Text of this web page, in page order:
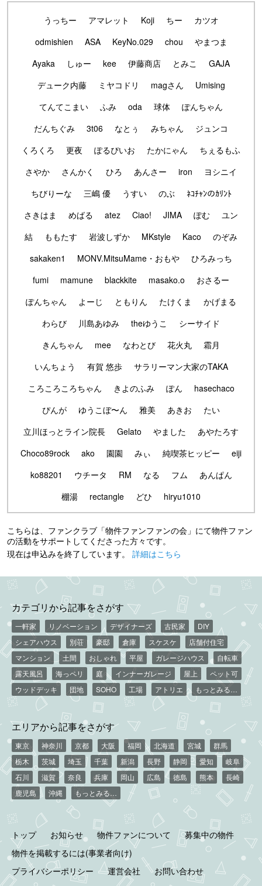
うっちー アマレット Koji ちー
カツオ
odmishien
ASA KeyNo.029 chou
やまつま
Ayaka
しゅー kee 伊藤商店 とみこ
GAJA
デューク内藤
ミヤコドリ magさん
Umising
てんてこまい
ふみ oda 球体
ぽんちゃん
だんちぐみ
3t06 なとぅ みちゃん
ジュンコ
くろくろ
更夜 ぽるぴいお たかにゃん
ちぇるもふ
さやか
さんかく ひろ あんさー iron
ヨシニイ
ちびりーな
三嶋 優 うすい のぶ
ﾈｺﾁｬﾝのｶﾘﾝﾄ
さきはま
めばる atez Ciao! JIMA ぽむ
ユン
結
ももたす 岩波しずか MKstyle Kaco
のぞみ
sakaken1
MONV.MitsuMame・おもや
ひろみっち
fumi
mamune blackkite masako.o
おさるー
ぽんちゃん
よーじ ともりん たけくま
かげまる
わらび
川島あゆみ theゆうこ
シーサイド
きんちゃん
mee なわとび 花火丸
霜月
いんちょう
有賀 悠歩
サラリーマン大家のTAKA
ころころころちゃん
きよのふみ ぽん
hasechaco
ぴんが
ゆうこぼ〜ん 雅美 あきお
たい
立川ほっとライン院長
Gelato やました
あやたろす
Choco89rock
ako 園園 みぃ 純喫茶ヒッピー
eiji
ko88201
ウチータ RM なる フム
あんぱん
棚湯
rectangle どひ hiryu1010
こちらは、ファンクラブ「物件ファンファンの会」にて物件ファン
の活動をサポートしてくださった方々です。
現在は申込みを終了しています。 詳細はこちら
カテゴリから記事をさがす
一軒家 リノベーション デザイナーズ 古民家
DIY
シェアハウス
別荘 豪邸 倉庫 スケスケ
店舗付住宅
マンション
土間 おしゃれ 平屋 ガレージハウス
自転車
露天風呂
海っペリ 庭 インナーガレージ 屋上
ペット可
ウッドデッキ
団地 SOHO 工場 アトリエ もっとみる…
エリアから記事をさがす
東京 神奈川 京都 大阪 福岡 北海道 宮城
群馬
栃木
茨城 埼玉 千葉 新潟 長野 静岡 愛知
岐阜
石川
滋賀 奈良 兵庫 岡山 広島 徳島 熊本
長崎
鹿児島
沖縄 もっとみる…
トップ お知らせ 物件ファンについて
募集中の物件
物件を掲載するには(事業者向け)
プライバシーポリシー
運営会社 お問い合わせ